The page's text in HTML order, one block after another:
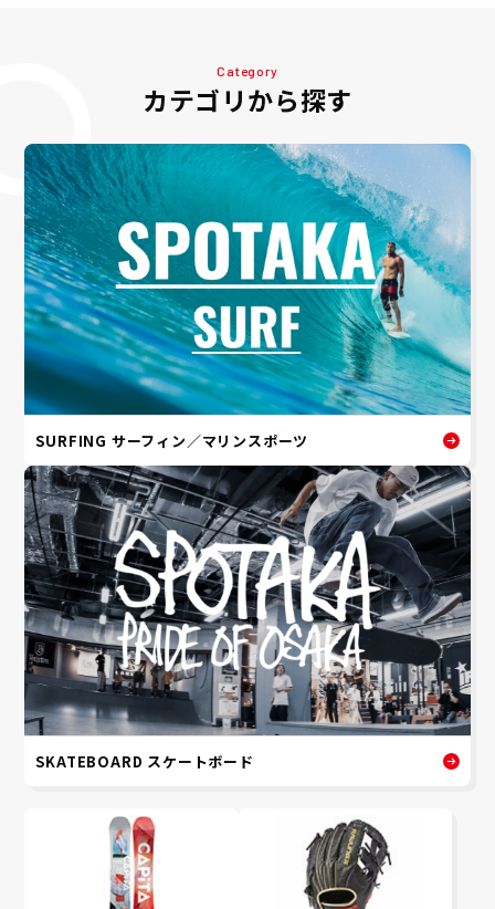
Category
カテゴリから探す
SURFING サーフィン／マリンスポーツ
SKATEBOARD スケートボード